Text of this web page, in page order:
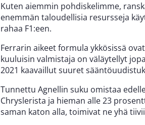
Kuten aiemmin pohdiskelimme,
enemmän taloudellisia resursseja
rahaa F1:een.
Ferrarin aikeet formula ykkösissä
kuuluisin valmistaja on väläytellyt
2021 kaavaillut suuret
Tunnettu Agnellin suku omistaa
Chryslerista ja hieman alle 23
saman katon alla, toimivat ne yhä